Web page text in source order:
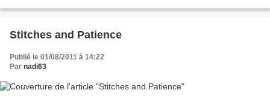
Stitches and Patience
Publié le 01/08/2011 à 14:22
Par nadi63